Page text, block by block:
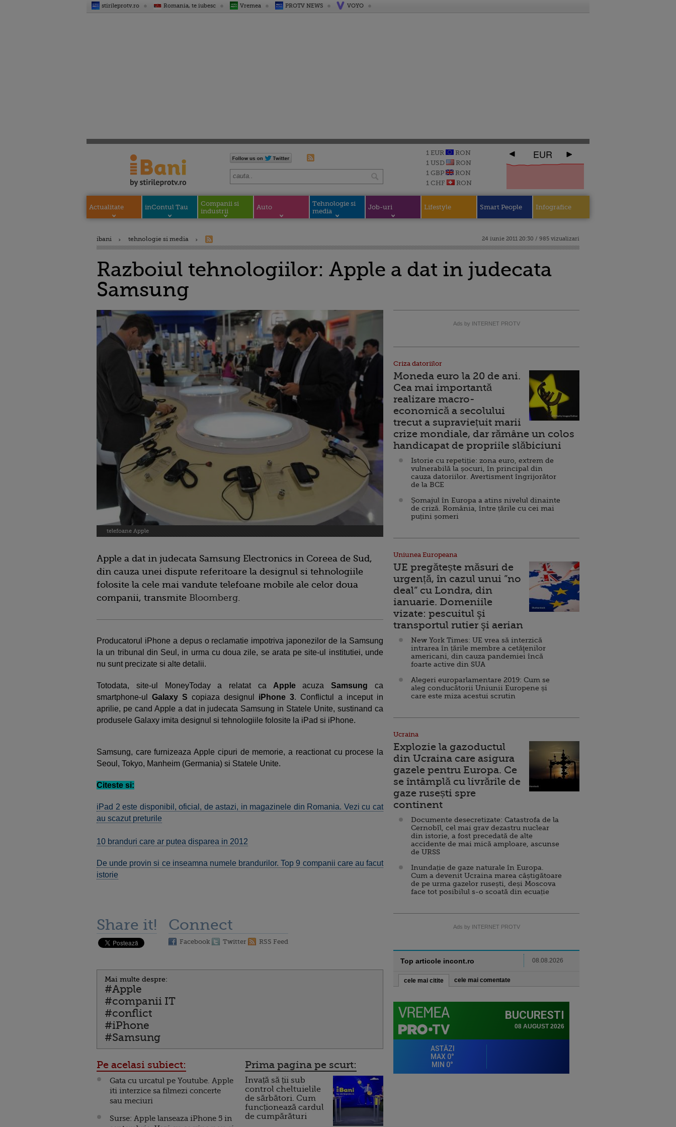
stirileprotv.ro Romania, te iubesc Vremea PROTV NEWS VOYO
1 EUR
RON
1 USD
RON
1 GBP
RON
1 CHF
RON
EUR
Actualitate inContul Tau
Companii si
industrii
Auto
Tehnologie si
media
Job-uri Lifestyle Smart People Infografice
ibani tehnologie si media 24 iunie 2011 20:30 / 985 vizualizari
Razboiul tehnologiilor: Apple a dat in judecata
Samsung
telefoane Apple
Apple a dat in judecata Samsung Electronics in Coreea de Sud,
din cauza unei dispute referitoare la designul si tehnologiile
folosite la cele mai vandute telefoane mobile ale celor doua
companii, transmite Bloomberg.
Producatorul iPhone a depus o reclamatie impotriva japonezilor de la Samsung
la un tribunal din Seul, in urma cu doua zile, se arata pe site-ul institutiei, unde
nu sunt precizate si alte detalii.
Totodata, site-ul MoneyToday a relatat ca AppleacuzaSamsung ca
smartphone-ul Galaxy S copiaza designul iPhone 3. Conflictul a inceput in
aprilie, pe cand Apple a dat in judecata Samsung in Statele Unite, sustinand ca
produsele Galaxy imita designul si tehnologiile folosite la iPad si iPhone.
Samsung, care furnizeaza Apple cipuri de memorie, a reactionat cu procese la
Seoul, Tokyo, Manheim (Germania) si Statele Unite.
Citeste si:
iPad 2 este disponibil, oficial, de astazi, in magazinele din Romania. Vezi cu cat
au scazut preturile
10 branduri care ar putea disparea in 2012
De unde provin si ce inseamna numele brandurilor. Top 9 companii care au facut
istorie
Share it! Connect
Facebook Twitter RSS Feed
Mai multe despre:
#Apple
#companii IT
#conflict
#iPhone
#Samsung
Pe acelasi subiect:
Gata cu urcatul pe Youtube. Apple
iti interzice sa filmezi concerte
sau meciuri
Surse: Apple lanseaza iPhone 5 in
Prima pagina pe scurt:
Invață să ții sub
control cheltuielile
de sărbători. Cum
funcționează cardul
de cumpărături
Ads by INTERNET PROTV
Criza datoriilor
Moneda euro la 20 de ani.
Cea mai importantă
realizare macro-
economică a secolului
trecut a supraviețuit marii
crize mondiale, dar rămâne un colos
handicapat de propriile slăbiciuni
Istorie cu repetiție: zona euro, extrem de
vulnerabilă la șocuri, în principal din
cauza datoriilor. Avertisment îngrijorător
de la BCE
Șomajul în Europa a atins nivelul dinainte
de criză. România, între țările cu cei mai
puțini șomeri
Uniunea Europeana
UE pregătește măsuri de
urgență, în cazul unui ”no
deal” cu Londra, din
ianuarie. Domeniile
vizate: pescuitul şi
transportul rutier şi aerian
New York Times: UE vrea să interzică
intrarea în țările membre a cetăţenilor
americani, din cauza pandemiei încă
foarte active din SUA
Alegeri europarlamentare 2019: Cum se
aleg conducătorii Uniunii Europene și
care este miza acestui scrutin
Ucraina
Explozie la gazoductul
din Ucraina care asigura
gazele pentru Europa. Ce
se întâmplă cu livrările de
gaze rusești spre
continent
Documente desecretizate: Catastrofa de la
Cernobîl, cel mai grav dezastru nuclear
din istorie, a fost precedată de alte
accidente de mai mică amploare, ascunse
de URSS
Inundație de gaze naturale în Europa.
Cum a devenit Ucraina marea câștigătoare
de pe urma gazelor rusești, deși Moscova
face tot posibilul s-o scoată din ecuație
Ads by INTERNET PROTV
Top articole incont.ro 08.08.2026
cele mai citite cele mai comentate